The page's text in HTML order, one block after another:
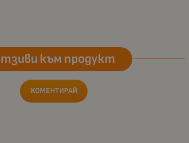
към продукт
КОМЕНТИРАЙ